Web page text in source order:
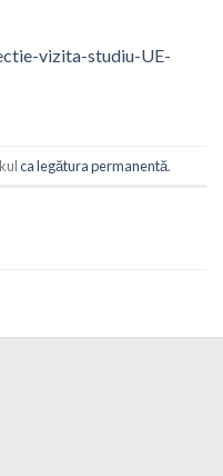
vizita-studiu-UE-
ca legătura permanentă.